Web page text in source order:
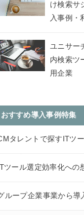
け検索サ
入事例・
ユニサー
内検索ツ
用企業
おすすめ導入事例特集
タレントで探すITツ
ITツール選定効率化への
ループ企業事業から導